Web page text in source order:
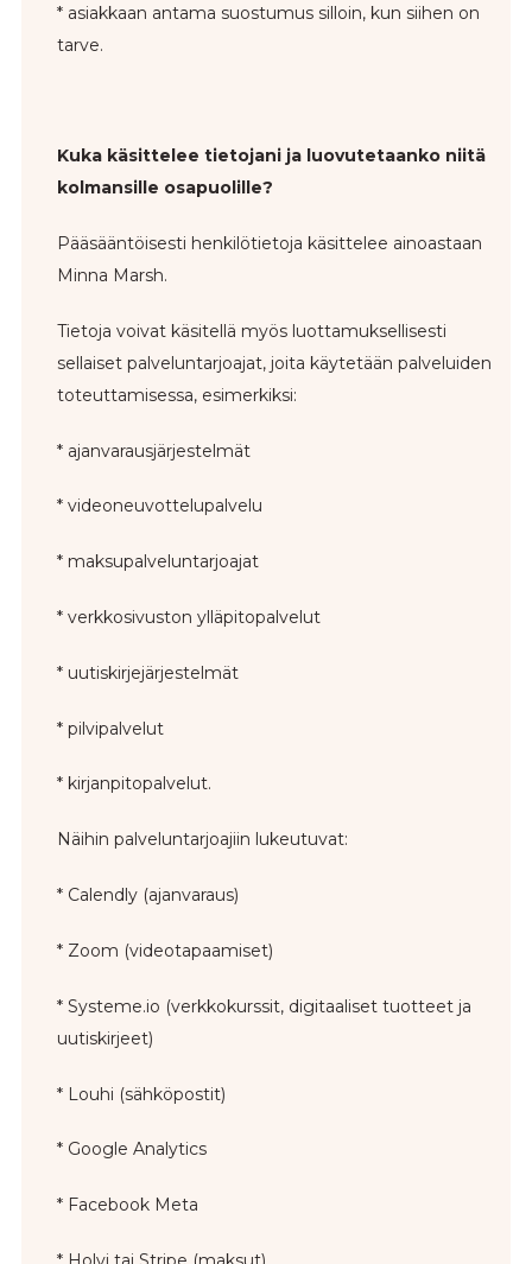
* asiakkaan antama suostumus silloin, kun siihen on
tarve.
Kuka käsittelee tietojani ja luovutetaanko niitä
kolmansille osapuolille?
Pääsääntöisesti henkilötietoja käsittelee ainoastaan
Minna Marsh.
Tietoja voivat käsitellä myös luottamuksellisesti
sellaiset palveluntarjoajat, joita käytetään palveluiden
toteuttamisessa, esimerkiksi:
* ajanvarausjärjestelmät
* videoneuvottelupalvelu
* maksupalveluntarjoajat
* verkkosivuston ylläpitopalvelut
* uutiskirjejärjestelmät
* pilvipalvelut
* kirjanpitopalvelut.
Näihin palveluntarjoajiin lukeutuvat:
* Calendly (ajanvaraus)
* Zoom (videotapaamiset)
* Systeme.io (verkkokurssit, digitaaliset tuotteet ja
uutiskirjeet)
* Louhi (sähköpostit)
* Google Analytics
* Facebook Meta